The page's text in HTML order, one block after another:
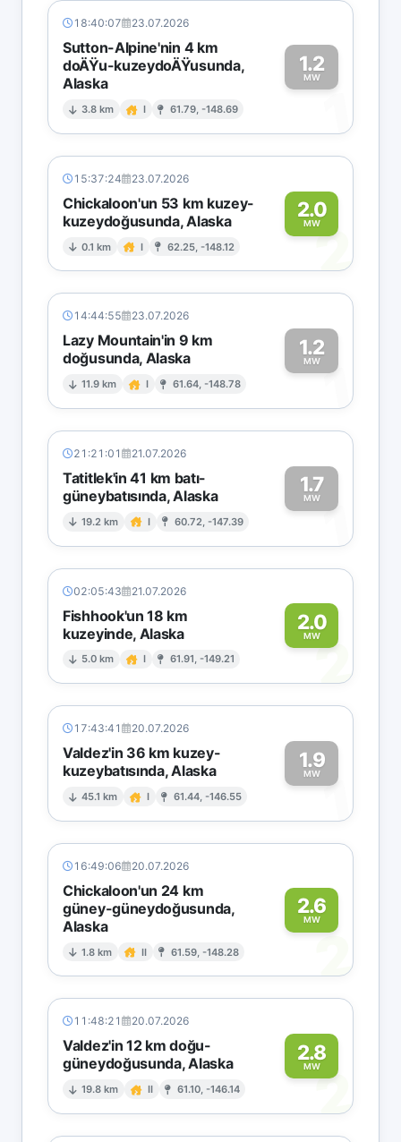
18:40:07 23.07.2026
Sutton-Alpine'nin 4 km
doÄŸu-kuzeydoÄŸusunda,
Alaska
3.8 km I 61.79, -148.69
1.2
MW
1
15:37:24 23.07.2026
Chickaloon'un 53 km kuzey-
kuzeydoğusunda, Alaska
0.1 km I 62.25, -148.12
2.0
MW2
14:44:55 23.07.2026
Lazy Mountain'in 9 km
doğusunda, Alaska
11.9 km I 61.64, -148.78
1.2
MW1
21:21:01 21.07.2026
Tatitlek'in 41 km batı-
güneybatısında, Alaska
19.2 km I 60.72, -147.39
1.7
MW1
02:05:43 21.07.2026
Fishhook'un 18 km
kuzeyinde, Alaska
5.0 km I 61.91, -149.21
2.0
MW2
17:43:41 20.07.2026
Valdez'in 36 km kuzey-
kuzeybatısında, Alaska
45.1 km I 61.44, -146.55
1.9
MW1
16:49:06 20.07.2026
Chickaloon'un 24 km
güney-güneydoğusunda,
Alaska
1.8 km II 61.59, -148.28
2.6
MW
2
11:48:21 20.07.2026
Valdez'in 12 km doğu-
güneydoğusunda, Alaska
19.8 km II 61.10, -146.14
2.8
MW2